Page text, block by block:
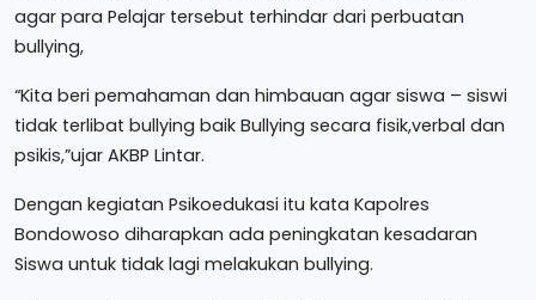
agar para Pelajar tersebut terhindar dari perbuatan
bullying,
“Kita beri pemahaman dan himbauan agar siswa – siswi
tidak terlibat bullying baik Bullying secara fisik,verbal dan
psikis,”ujar AKBP Lintar.
Dengan kegiatan Psikoedukasi itu kata Kapolres
Bondowoso diharapkan ada peningkatan kesadaran
Siswa untuk tidak lagi melakukan bullying.